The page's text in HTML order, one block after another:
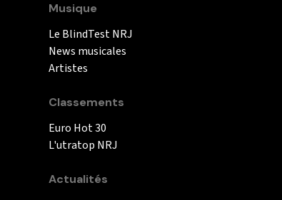
Musique
Le BlindTest NRJ
News musicales
Artistes
Classements
Euro Hot 30
L'utratop NRJ
Actualités